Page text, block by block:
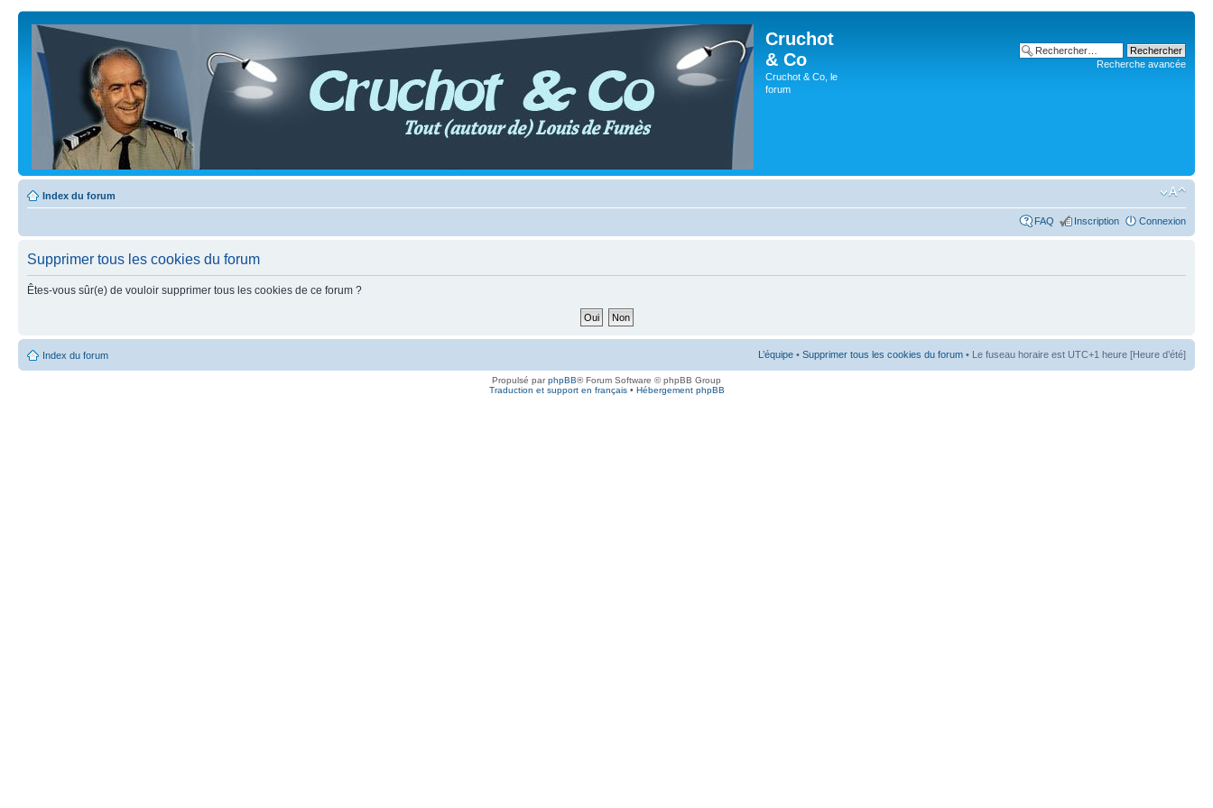
Cruchot
& Co
Cruchot & Co, le
forum
Recherche avancée
Index du forum
FAQ Inscription Connexion
Supprimer tous les cookies du forum
Êtes-vous sûr(e) de vouloir supprimer tous les cookies de ce forum ?
Index du forum L’équipe • Supprimer tous les cookies du forum • Le fuseau horaire est UTC+1 heure [Heure d’été]
Propulsé parphpBB® Forum Software © phpBB Group
Traduction et support en français• Hébergement phpBB